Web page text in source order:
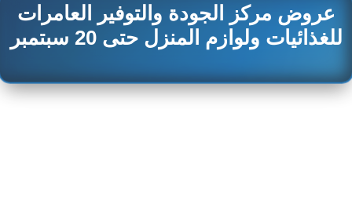
تخطى
إلى
المحتوى
عروض مركز الجودة والتوفير العامرات
للغذائيات ولوازم المنزل حتى 20 سبتمبر